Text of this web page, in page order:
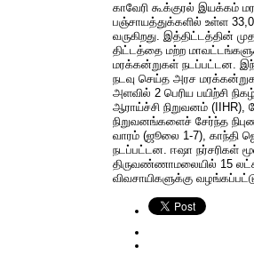
காவேரி கூக்குரல் இயக்கம்
பஞ்சாயத்துக்களில் உள்ள
வருகிறது. இத்திட்டத்தின்
திட்டத்தை மற்ற
மரக்கன்றுகள் நடப்பட்டன.
நடவு செய்த அரச
அளவில் 2 பெரிய பயிற்சி
ஆராய்ச்சி நிறுவனம் (IIHR),
நிறுவனங்களைச் சேர்ந்த
வாரம் (ஜூலை 1-7), காந்தி
நடப்பட்டன. ஈஷா நர்சரிகள்
திருவண்ணாமலையில் 15
விவசாயிகளுக்கு